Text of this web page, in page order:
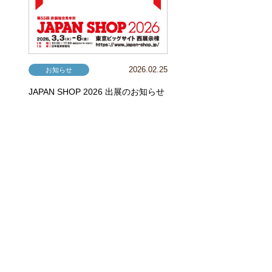
お知らせ 2026.02.25
JAPAN SHOP 2026 出展のお知らせ